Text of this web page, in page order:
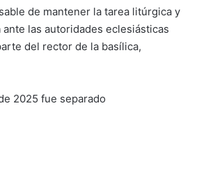
de mantener la tarea litúrgica y
las autoridades eclesiásticas
del rector de la basílica,
2025 fue separado